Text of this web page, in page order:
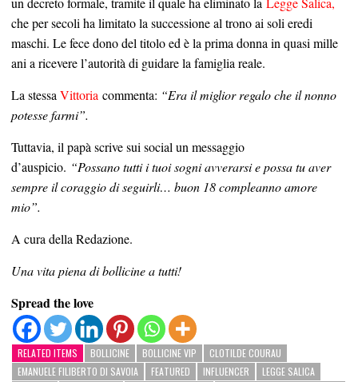
che per secoli ha limitato la successione al trono ai soli eredi
maschi. Le fece dono del titolo ed è la prima donna in quasi mille
ani a ricevere l’autorità di guidare la famiglia reale.
La stessaVittoria commenta: “Era il miglior regalo che il nonno
potesse farmi”.
Tuttavia, il papà scrive sui social un messaggio
d’auspicio. “Possano tutti i tuoi sogni avverarsi e possa tu aver
sempre il coraggio di seguirli… buon 18 compleanno amore
mio”.
A cura della Redazione.
Una vita piena di bollicine a tutti!
Spread the love
RELATED ITEMS BOLLICINE BOLLICINE VIP
CLOTILDE COURAU
EMANUELE FILIBERTO DI SAVOIA
FEATURED INFLUENCER
LEGGE SALICA